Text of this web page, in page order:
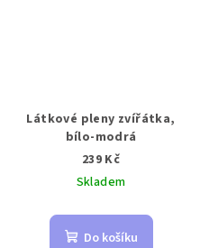
Látkové pleny zvířátka,
bílo-modrá
239 Kč
Skladem
Do košíku